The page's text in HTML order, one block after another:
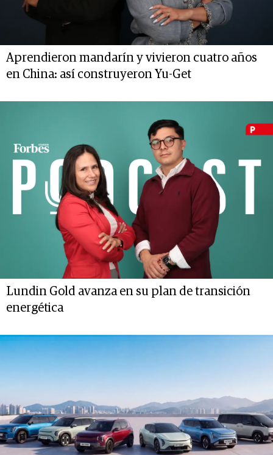
Aprendieron mandarín y vivieron cuatro años
en China: así construyeron Yu-Get
Lundin Gold avanza en su plan de transición
energética